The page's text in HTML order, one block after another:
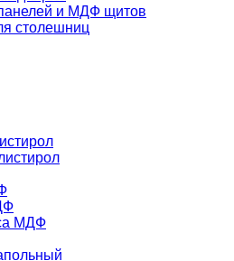
и МДФ щитов
столешниц
МДФ